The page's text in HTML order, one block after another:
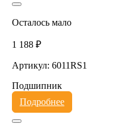
Осталось мало
1 188 ₽
Артикул: 6011RS1
Подшипник
Подробнее